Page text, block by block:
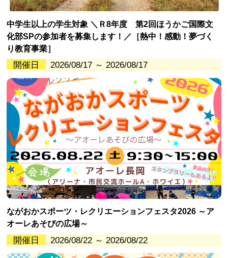
中学生以上の学生対象 ＼Ｒ8年度 第2回ほうかご国際文
化部SPの参加者を募集します！／［熱中！感動！夢づく
り教育事業］
開催日 2026/08/17 ～ 2026/08/17
ながおかスポーツ・レクリエーションフェスタ2026 ～ア
オーレあそびの広場～
開催日 2026/08/22 ～ 2026/08/22